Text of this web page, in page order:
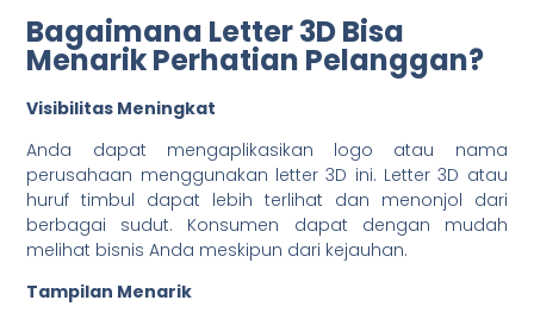
Bagaimana Letter 3D Bisa
Menarik Perhatian Pelanggan?
Visibilitas Meningkat
Anda dapat mengaplikasikan logo atau nama
perusahaan menggunakan letter 3D ini. Letter 3D atau
huruf timbul dapat lebih terlihat dan menonjol dari
berbagai sudut. Konsumen dapat dengan mudah
melihat bisnis Anda meskipun dari kejauhan.
Tampilan Menarik